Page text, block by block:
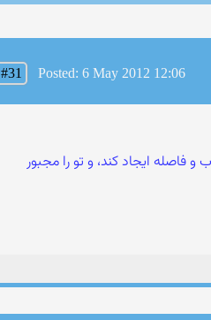
#31 Posted: 6 May 2012 12:06
فاصله ايجاد کند، و تو را مجبور